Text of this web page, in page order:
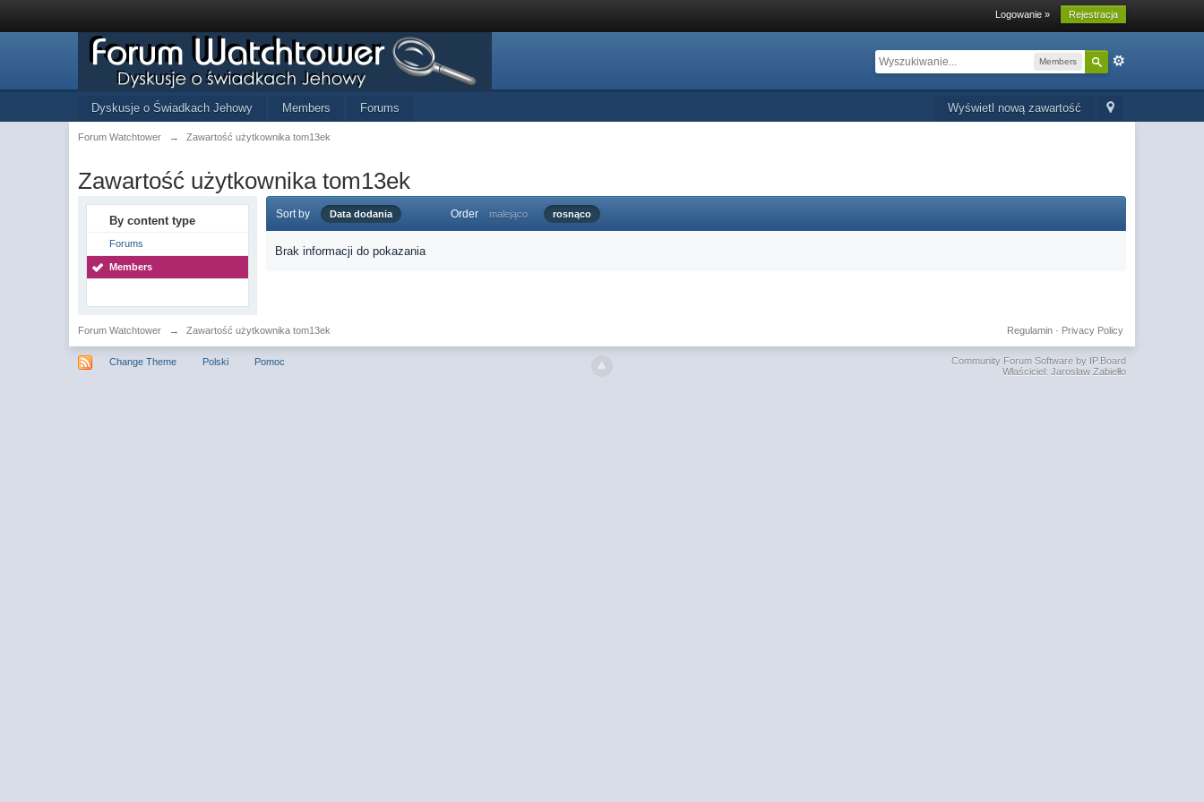
Logowanie » Rejestracja
Members
Wyświetl nową zawartość
Dyskusje o Świadkach Jehowy Members Forums
Forum Watchtower → Zawartość użytkownika tom13ek
Zawartość użytkownika tom13ek
By content type
Forums
Members
Sort by Data dodania Order malejąco rosnąco
Brak informacji do pokazania
Forum Watchtower → Zawartość użytkownika tom13ek Privacy Policy
Regulamin·
Change Theme Polski Pomoc
Community Forum Software by IP.Board
Właściciel: Jarosław Zabiełło